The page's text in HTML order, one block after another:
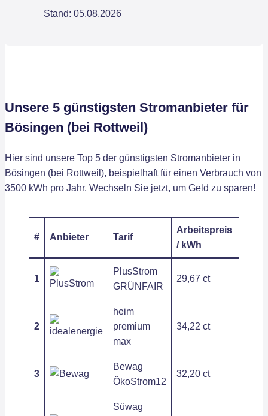
Stand: 05.08.2026
Unsere 5 günstigsten Stromanbieter für
Bösingen (bei Rottweil)
Hier sind unsere Top 5 der günstigsten Stromanbieter in
Bösingen (bei Rottweil), beispielhaft für einen Verbrauch von
3500 kWh pro Jahr. Wechseln Sie jetzt, um Geld zu sparen!
# Anbieter Tarif
Arbeitspreis
/ kWh
1
PlusStrom
GRÜNFAIR
29,67 ct
2
heim
premium
max
34,22 ct
3
Bewag
ÖkoStrom12
32,20 ct
Süwag